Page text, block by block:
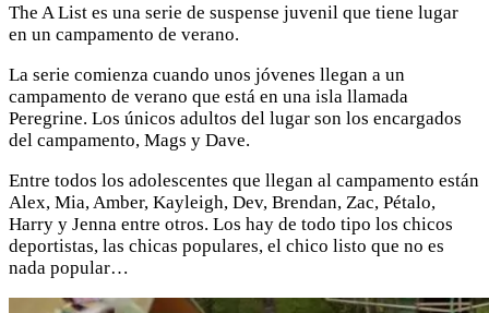
The A List es una serie de suspense juvenil que tiene lugar
en un campamento de verano.
La serie comienza cuando unos jóvenes llegan a un
campamento de verano que está en una isla llamada
Peregrine. Los únicos adultos del lugar son los encargados
del campamento, Mags y Dave.
Entre todos los adolescentes que llegan al campamento están
Alex, Mia, Amber, Kayleigh, Dev, Brendan, Zac, Pétalo,
Harry y Jenna entre otros. Los hay de todo tipo los chicos
deportistas, las chicas populares, el chico listo que no es
nada popular…